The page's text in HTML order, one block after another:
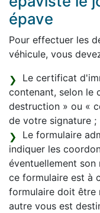
épave
Pour effectuer les
véhicule, vous
Le certificat
contenant, selon le
destruction » ou «
de votre signature ;
Le formulaire
indiquer les
éventuellement
ce formulaire est à
formulaire doit être
autre vous est